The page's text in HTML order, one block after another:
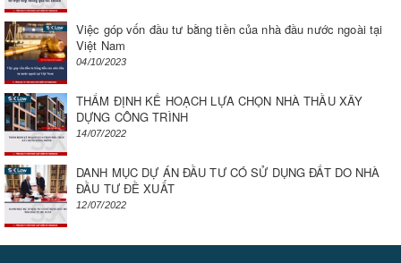
Việc góp vốn đầu tư bằng tiền của nhà đầu nước ngoài tại
Việt Nam
04/10/2023
THẨM ĐỊNH KẾ HOẠCH LỰA CHỌN NHÀ THẦU XÂY
DỰNG CÔNG TRÌNH
14/07/2022
DANH MỤC DỰ ÁN ĐẦU TƯ CÓ SỬ DỤNG ĐẤT DO NHÀ
ĐẦU TƯ ĐỀ XUẤT
12/07/2022